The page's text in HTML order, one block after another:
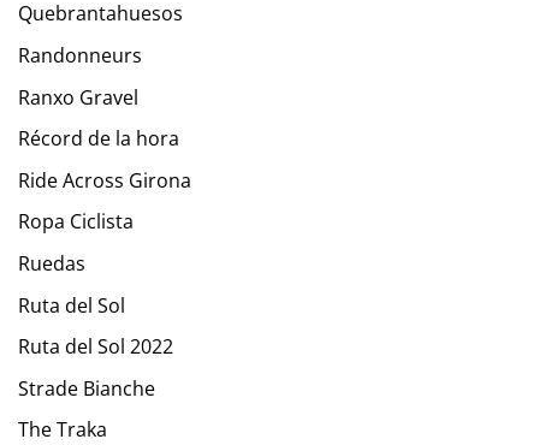
Quebrantahuesos
Randonneurs
Ranxo Gravel
Récord de la hora
Ride Across Girona
Ropa Ciclista
Ruedas
Ruta del Sol
Ruta del Sol 2022
Strade Bianche
The Traka